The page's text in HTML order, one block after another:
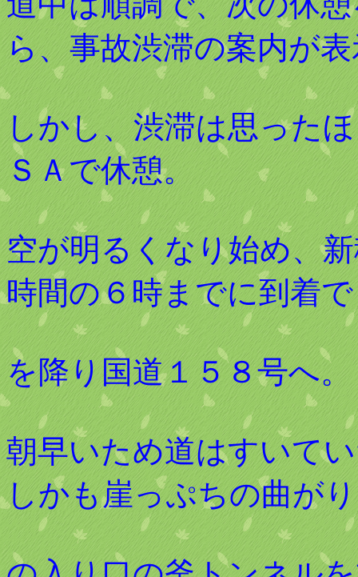
ら、事故渋滞の案内が
しかし、渋滞は思った
ＳＡで休憩。
空が明るくなり始め、
時間の６時までに到着
を降り国道１５８号へ。
朝早いため道はすいて
しかも崖っぷちの曲が